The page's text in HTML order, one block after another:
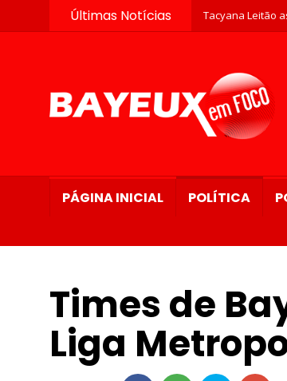
Últimas Notícias Tacyana Leitão
PÁGINA INICIAL POLÍTICA
Times de
Liga